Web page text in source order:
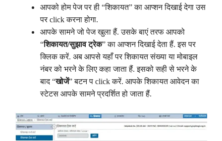
आपको होम पेज पर ही “शिकायत” का आप्शन दिखाई देगा उस
पर click करना होगा.
आपके सामने जो पेज खुला हैं. उसके बाएं तरफ आपको
“शिकायत/सुझाव ट्रेक” का आप्शन दिखाई देता हैं. इस पर
क्लिक करें. अब आपसे यहाँ पर शिकायत संख्या या मोबाइल
नंबर को भरने के लिए कहा जाता हैं. इसको सही से भरने के
बाद “खोजें” बटन प click करें. आपके शिकायत आवेदन का
स्टेटस आपके सामने प्रदर्शित हो जाता हैं.